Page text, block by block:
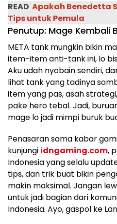
READ Apakah Benedetta
Tips untuk Pemula
Penutup: Mage Kembali
META tank mungkin bikin
item-item anti-tank ini, lo
Aku udah nyobain sendiri,
lihat tank yang tadinya
item yang pas, asah
pake hero tebal. Jadi,
mage lo jadi mimpi buruk
Penasaran sama kabar
kunjungi idngaming.com,
Indonesia yang selalu
tips, dan trik buat bikin
makin maksimal. Jangan
untuk jadi bagian dari
Indonesia. Ayo, gaspol ke